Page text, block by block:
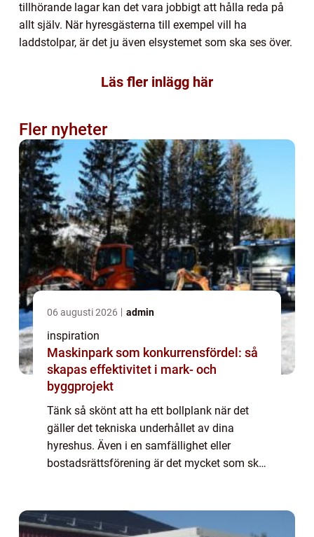
tillhörande lagar kan det vara jobbigt att hålla reda på
allt själv. När hyresgästerna till exempel vill ha
laddstolpar, är det ju även elsystemet som ska ses över.
Läs fler inlägg här
Fler nyheter
06 augusti 2026 admin
inspiration
Maskinpark som konkurrensfördel: så
skapas effektivitet i mark- och
byggprojekt
Tänk så skönt att ha ett bollplank när det
gäller det tekniska underhållet av dina
hyreshus. Även i en samfällighet eller
bostadsrättsförening är det mycket som ska